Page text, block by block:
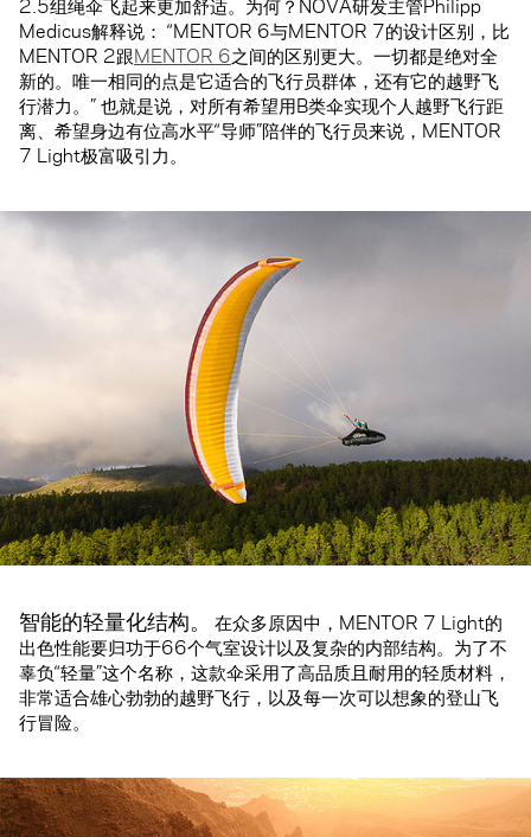
2.5组绳伞飞起来更加舒适。为何？NOVA研发主管Philipp
Medicus解释说： “MENTOR 6与MENTOR 7的设计区别，比
MENTOR 2跟MENTOR 6之间的区别更大。一切都是绝对全
新的。唯一相同的点是它适合的飞行员群体，还有它的越野飞
行潜力。” 也就是说，对所有希望用B类伞实现个人越野飞行距
离、希望身边有位高水平“导师”陪伴的飞行员来说，MENTOR
7 Light极富吸引力。
智能的轻量化结构。
在众多原因中，MENTOR 7 Light的
出色性能要归功于66个气室设计以及复杂的内部结构。为了不
辜负“轻量”这个名称，这款伞采用了高品质且耐用的轻质材料，
非常适合雄心勃勃的越野飞行，以及每一次可以想象的登山飞
行冒险。